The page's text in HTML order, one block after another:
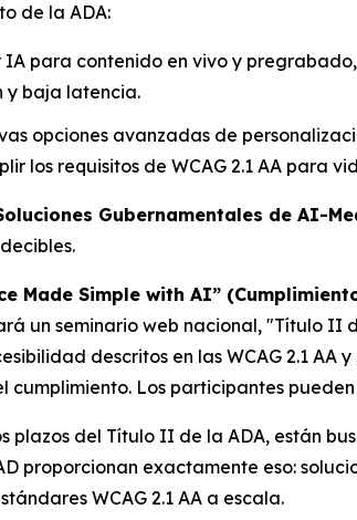
de la ADA:
para contenido en vivo y
y baja latencia.
opciones avanzadas de
los requisitos de WCAG 2.1 AA para
Gubernamentales de AI-
Made Simple with AI”
un seminario web nacional, "Título II
descritos en las WCAG 2.1
Los participantes
del Título II de la ADA, están
proporcionan exactamente eso:
WCAG 2.1 AA a escala.